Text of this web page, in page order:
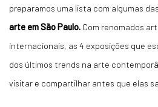
preparamos uma lista com algumas das
arte em São Paulo. Com renomados
internacionais, as 4 exposições que
dos últimos trends na arte
visitar e compartilhar antes que elas